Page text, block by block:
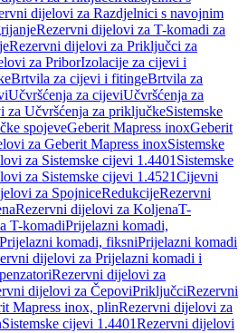
dijelovi za Razdjelnici s navojnim
Rezervni dijelovi za T-komadi za
Rezervni dijelovi za Priključci za
za PriborIzolacije za cijevi i
Brtvila za cijevi i fitingeBrtvila za
Učvršćenja za cijeviUčvršćenja za
za Učvršćenja za priključkeSistemske
spojeveGeberit Mapress inoxGeberit
za Geberit Mapress inoxSistemske
za Sistemske cijevi 1.4401 Sistemske
za Sistemske cijevi 1.4521Cijevni
za SpojniceRedukcijeRezervni
Rezervni dijelovi za KoljenaT-
T-komadiPrijelazni komadi,
komadi, fiksniPrijelazni komadi
dijelovi za Prijelazni komadi i
Rezervni dijelovi za
dijelovi za ČepoviPriključciRezervni
Mapress inox, plinRezervni dijelovi za
Sistemske cijevi 1.4401Rezervni dijelovi